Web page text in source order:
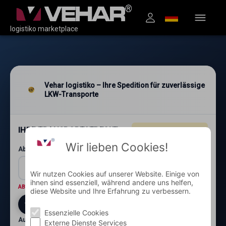
logistiko marketplace
Vehar logistiko – Ihre Spedition für zuverlässige
LKW-Transporte
IHRE TRANSPORTSTRECKE
Abholung: Postleitzahl und Ort*
ABHOLORT Wo wird die Ware abgeholt?
Auslieferung: Postleitzahl und Ort*
Wir lieben Cookies!
Wir nutzen Cookies auf unserer Website. Einige von
ihnen sind essenziell, während andere uns helfen,
diese Website und Ihre Erfahrung zu verbessern.
Essenzielle Cookies
Externe Dienste Services